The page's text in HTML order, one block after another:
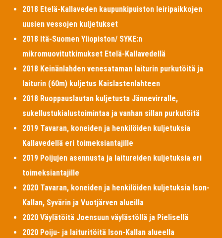
2018 Etelä-Kallaveden kaupunkipuiston leiripaikkojen
uusien vessojen kuljetukset
2018 Itä-Suomen Yliopiston/ SYKE:n
mikromuovitutkimukset Etelä-Kallavedellä
2018 Keinänlahden venesataman laiturin purkutöitä ja
laiturin (60m) kuljetus Kaislastenlahteen
2018 Ruoppauslautan kuljetusta Jännevirralle,
sukellustukialustoimintaa ja vanhan sillan purkutöitä
2019 Tavaran, koneiden ja henkilöiden kuljetuksia
Kallavedellä eri toimeksiantajille
2019 Poijujen asennusta ja laitureiden kuljetuksia eri
toimeksiantajille
2020 Tavaran, koneiden ja henkilöiden kuljetuksia Ison-
Kallan, Syvärin ja Vuotjärven alueilla
2020 Väylätöitä Joensuun väylästöllä ja Pielisellä
2020 Poiju- ja laituritöitä Ison-Kallan alueella